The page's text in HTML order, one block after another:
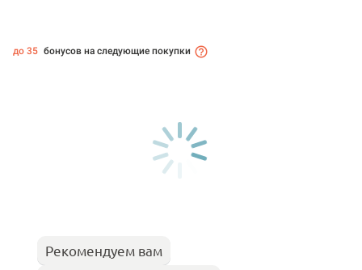
до 35 бонусов на следующие покупки
Рекомендуем вам